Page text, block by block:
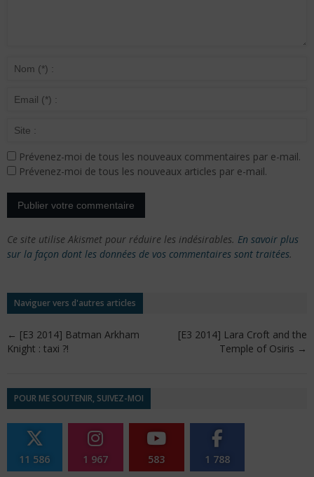
Prévenez-moi de tous les nouveaux commentaires par e-mail.
Prévenez-moi de tous les nouveaux articles par e-mail.
Ce site utilise Akismet pour réduire les indésirables. En savoir plus
sur la façon dont les données de vos commentaires sont traitées.
Naviguer vers d'autres articles
← [E3 2014] Batman Arkham
Knight : taxi ?!
[E3 2014] Lara Croft and the
Temple of Osiris →
POUR ME SOUTENIR, SUIVEZ-MOI
11 586 1 967 583 1 788